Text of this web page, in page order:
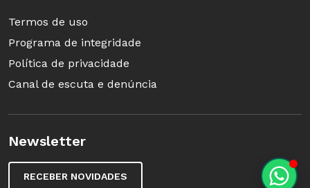
Termos de uso
Programa de integridade
Política de privacidade
Canal de escuta e denúncia
Newsletter
RECEBER NOVIDADES